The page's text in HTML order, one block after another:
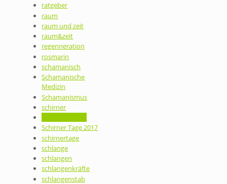
ratgeber
raum
raum und zeit
raum&zeit
regenneration
rosmarin
schamanisch
Schamanische
Medizin
Schamanismus
schirner
Schirner Tage 2017
schirnertage
schlange
schlangen
schlangenkräfte
schlangenstab